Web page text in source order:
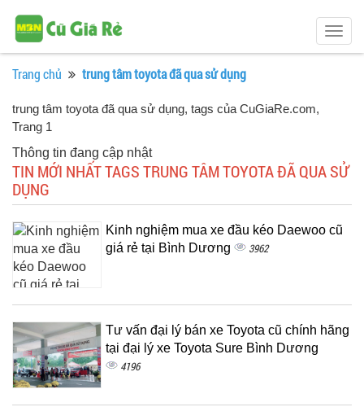
Trang chủ trung tâm toyota đã qua sử dụng
trung tâm toyota đã qua sử dụng, tags của CuGiaRe.com,
Trang 1
Thông tin đang cập nhật
TIN MỚI NHẤT TAGS TRUNG TÂM TOYOTA ĐÃ QUA SỬ
DỤNG
Kinh nghiệm mua xe đầu kéo Daewoo cũ
giá rẻ tại Bình Dương
3962
Tư vấn đại lý bán xe Toyota cũ chính hãng
tại đại lý xe Toyota Sure Bình Dương
4196